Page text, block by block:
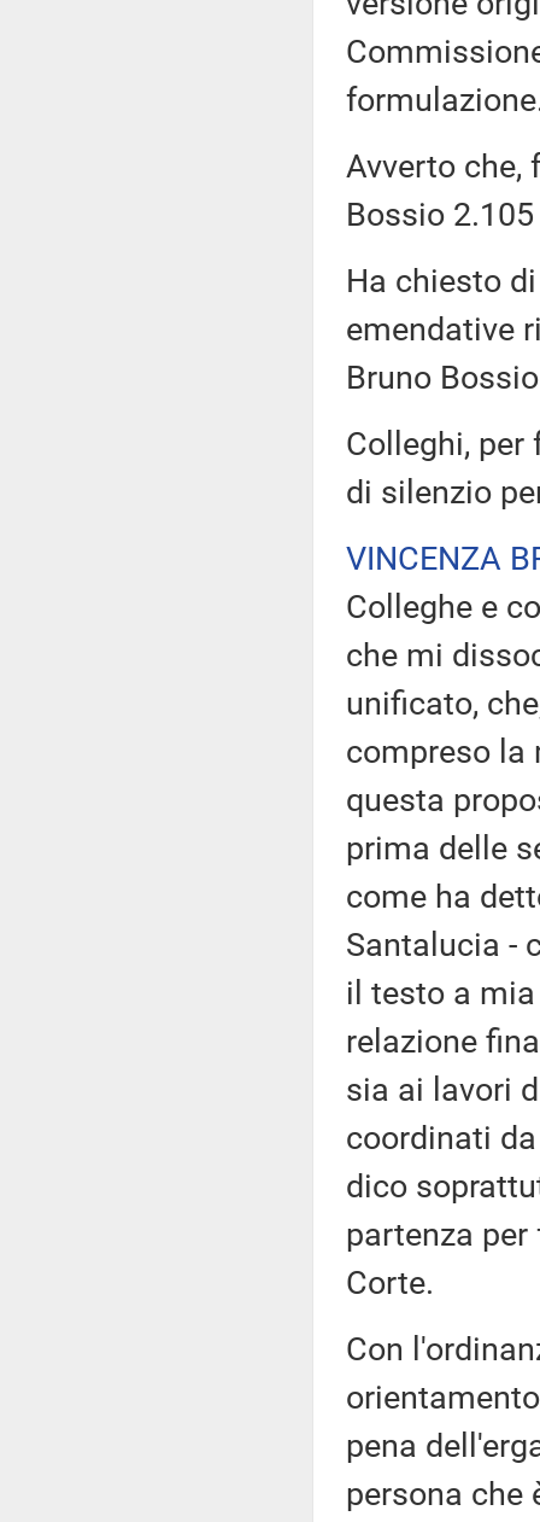
Avverto che,
Bossio
Ha chiesto
emendative
Bruno
Colleghi, per
di silenzio
VINCENZA
Colleghe e
che mi
unificato,
compreso la
questa
prima delle
come ha
Santalucia -
il testo a
relazione
sia ai lavori
coordinati
dico
partenza
Corte.
Con
pena
persona che